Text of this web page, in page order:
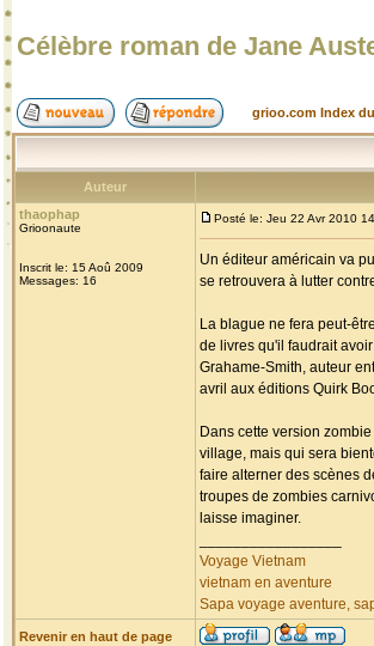
Célèbre roman de Jane
grioo.com Index
Auteur
thaophap
Grioonaute
Inscrit le: 15 Aoû 2009
Messages: 16
Posté le: Jeu 22 Avr 2010
Un éditeur américain va
se retrouvera à lutter
La blague ne fera peut-
de livres qu'il faudrait
Grahame-Smith, auteur
avril aux éditions Quirk
Dans cette version
village, mais qui sera
faire alterner des scènes
troupes de zombies
laisse imaginer.
Voyage Vietnam
vietnam en aventure
Sapa voyage aventure,
Revenir en haut de page